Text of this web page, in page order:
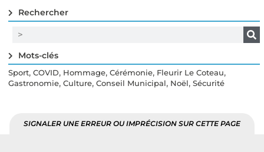
Rechercher
Mots-clés
Sport, COVID, Hommage, Cérémonie, Fleurir Le Coteau,
Gastronomie, Culture, Conseil Municipal, Noël, Sécurité
SIGNALER UNE ERREUR OU IMPRÉCISION SUR CETTE PAGE